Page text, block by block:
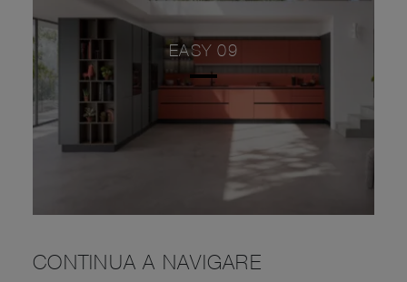
EASY 09
CONTINUA A NAVIGARE